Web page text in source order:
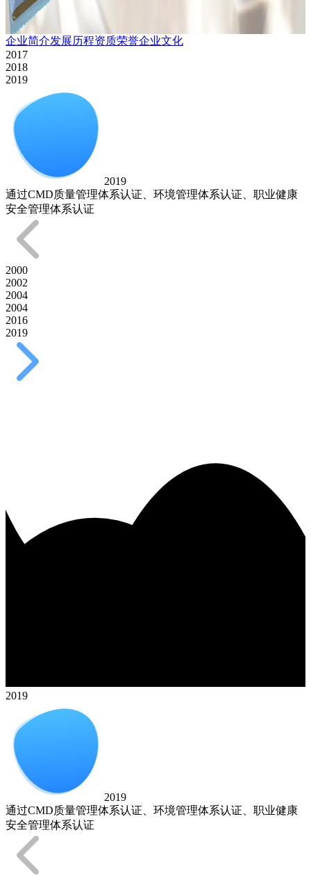
企业简介发展历程资质荣誉企业文化
2017
2018
2019
2019
通过CMD质量管理体系认证、环境管理体系认证、职业健康
安全管理体系认证
2000
2002
2004
2004
2016
2019
2019
2019
通过CMD质量管理体系认证、环境管理体系认证、职业健康
安全管理体系认证